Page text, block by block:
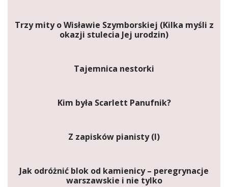
Trzy mity o Wisławie Szymborskiej (Kilka myśli z
okazji stulecia Jej urodzin)
Tajemnica nestorki
Kim była Scarlett Panufnik?
Z zapisków pianisty (I)
Jak odróżnić blok od kamienicy – peregrynacje
warszawskie i nie tylko